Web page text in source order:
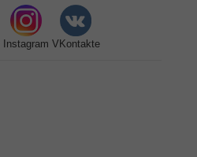
Instagram VKontakte